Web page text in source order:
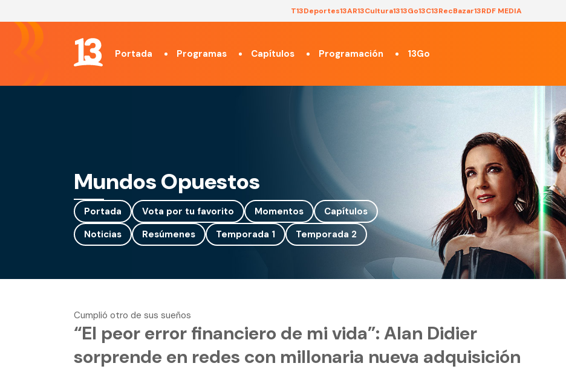
T13Deportes13AR13Cultura1313Go13C13RecBazar13RDF MEDIA
Portada Programas Capítulos Programación 13Go
Mundos Opuestos
Portada Vota por tu favorito Momentos
Capítulos
Noticias
Resúmenes Temporada 1 Temporada 2
Cumplió otro de sus sueños
“El peor error financiero de mi vida”: Alan Didier
sorprende en redes con millonaria nueva adquisición